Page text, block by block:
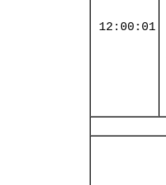
12:00:01